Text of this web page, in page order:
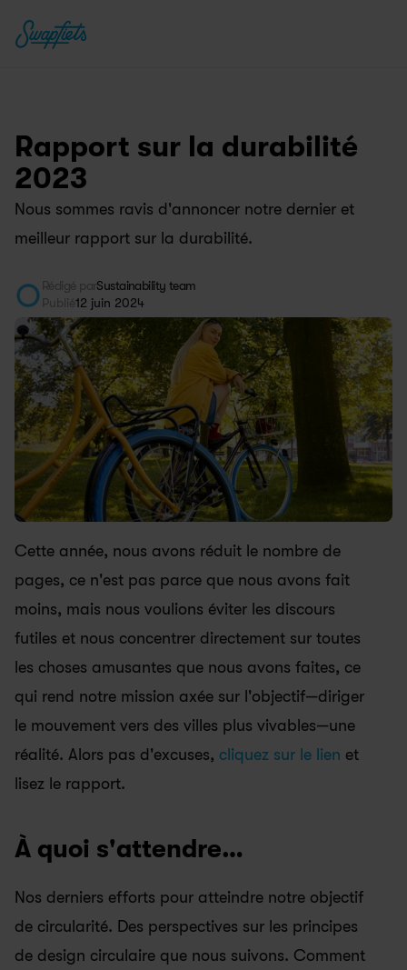
Rapport sur la durabilité
2023
Nous sommes ravis d'annoncer notre dernier et
meilleur rapport sur la durabilité.
Rédigé par Sustainability team
Publié12 juin 2024
Cette année, nous avons réduit le nombre de
pages, ce n'est pas parce que nous avons fait
moins, mais nous voulions éviter les discours
futiles et nous concentrer directement sur toutes
les choses amusantes que nous avons faites, ce
qui rend notre mission axée sur l'objectif—diriger
le mouvement vers des villes plus vivables—une
réalité. Alors pas d'excuses, cliquez sur le lien et
lisez le rapport.
À quoi s'attendre…
Nos derniers efforts pour atteindre notre objectif
de circularité. Des perspectives sur les principes
de design circulaire que nous suivons. Comment